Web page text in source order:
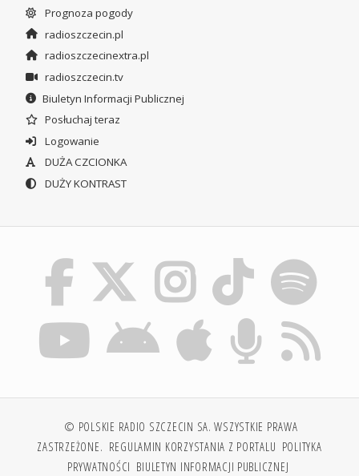
Prognoza pogody
radioszczecin.pl
radioszczecinextra.pl
radioszczecin.tv
Biuletyn Informacji Publicznej
Posłuchaj teraz
Logowanie
DUŻA CZCIONKA
DUŻY KONTRAST
© POLSKIE RADIO SZCZECIN SA. WSZYSTKIE PRAWA
ZASTRZEŻONE. REGULAMIN KORZYSTANIA Z PORTALU POLITYKA
PRYWATNOŚCI BIULETYN INFORMACJI PUBLICZNEJ